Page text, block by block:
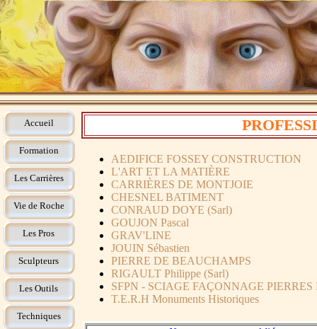
Accueil
Formation
Les Carrières
Vie de Roche
Les Pros
Sculpteurs
Les Outils
Techniques
AEDIFICE FOSSEY CONSTRUCTION
L'ART ET LA MATIÈRE
CARRIÈRES DE MONTJOIE
CHESNEL BATIMENT
CONRAUD DOYE (Sarl)
GOUJON Pascal
GRAV'LINE
JOUIN Sébastien
PIERRE DE BEAUCHAMPS
RIGAULT Philippe (Sarl)
SFPN - SCIAGE FAÇONNAGE
T.E.R.H Monuments Historiques